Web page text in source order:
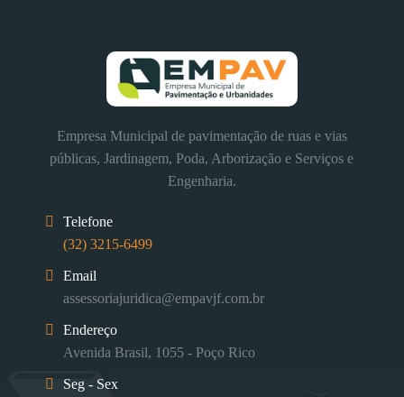
Empresa Municipal de pavimentação de ruas e vias
públicas, Jardinagem, Poda, Arborização e Serviços e
Engenharia.
Telefone
(32) 3215-6499
Email
assessoriajuridica@empavjf.com.br
Endereço
Avenida Brasil, 1055 - Poço Rico
Seg - Sex